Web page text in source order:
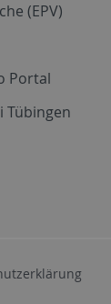
(EPV)
Portal
Tübingen